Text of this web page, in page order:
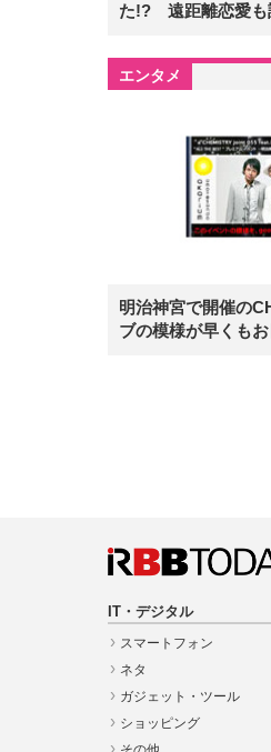
た!? 遠距離恋愛も
エンタメ
明治神宮で開催の
ブの模様が早くもお
IT・デジタル
スマートフォン
ネタ
ガジェット・ツール
ショッピング